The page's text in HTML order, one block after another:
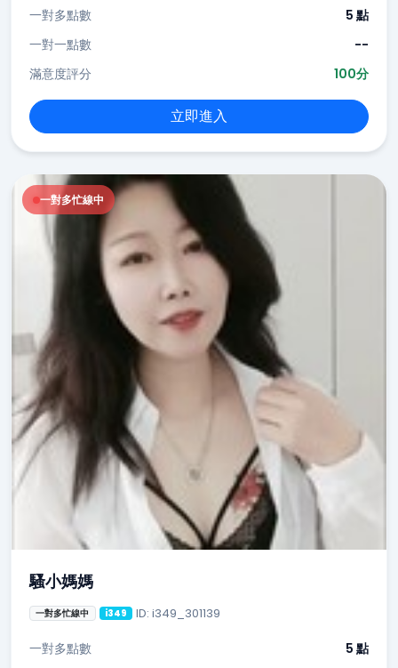
一對多點數
5 點
一對一點數
--
滿意度評分
100分
立即進入
一對多忙線中
騷小媽媽
一對多忙線中 i349 ID: i349_301139
一對多點數 5 點